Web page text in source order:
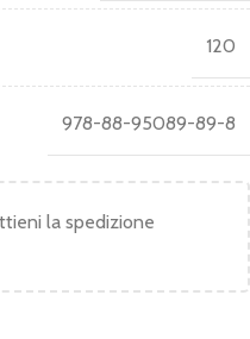
120
978-88-95089-89-8
la spedizione